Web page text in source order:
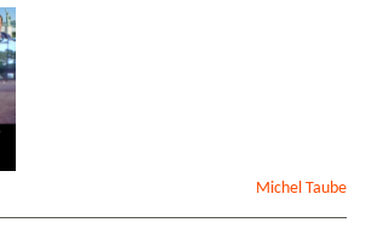
Michel Taube